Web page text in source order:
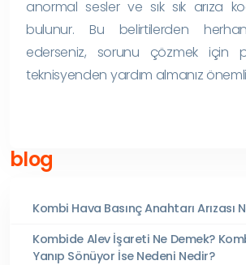
anormal sesler ve sık sık arıza
bulunur. Bu belirtilerden
ederseniz, sorunu çözmek için
teknisyenden yardım almanız
blog
Kombi Hava Basınç Anahtarı Arızası
Kombide Alev İşareti Ne Demek?
Yanıp Sönüyor İse Nedeni Nedir?